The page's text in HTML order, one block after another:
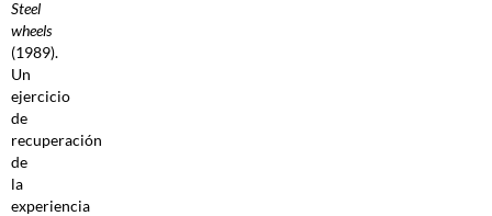
Steel
wheels
(1989).
Un
ejercicio
de
recuperación
de
la
experiencia